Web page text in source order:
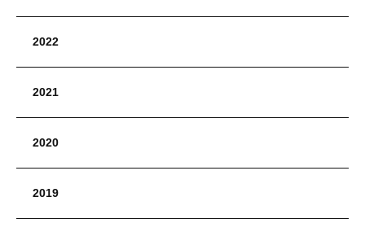
2022
2021
2020
2019